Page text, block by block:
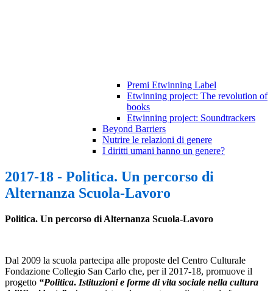
Premi Etwinning Label
Etwinning project: The revolution of
books
Etwinning project: Soundtrackers
Beyond Barriers
Nutrire le relazioni di genere
I diritti umani hanno un genere?
2017-18 - Politica. Un percorso di
Alternanza Scuola-Lavoro
Politica. Un percorso di Alternanza Scuola-Lavoro
Dal 2009 la scuola partecipa alle proposte del Centro Culturale
Fondazione Collegio San Carlo che, per il 2017-18, promuove il
progetto “Politica. Istituzioni e forme di vita sociale nella cultura